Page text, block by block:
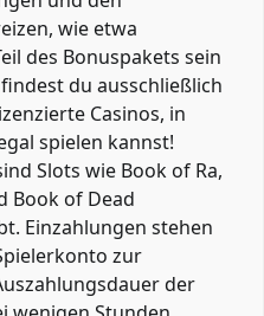
wie etwa
des Bonuspakets sein
du ausschließlich
Casinos, in
spielen kannst!
Slots wie Book of Ra,
Book of Dead
Einzahlungen stehen
zur
der